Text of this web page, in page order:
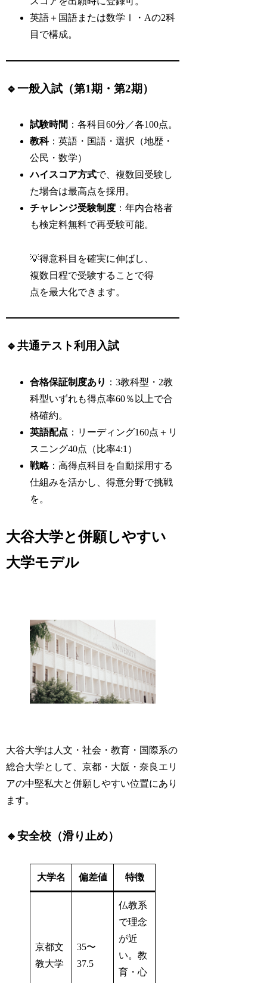
英語＋国語または数学Ⅰ・Aの2科
目で構成。
🔹一般入試（第1期・第2期）
試験時間 ：各科目60分／各100点。
教科：英語・国語・選択（地歴・
公民・数学）
ハイスコア方式で、複数回受験し
た場合は最高点を採用。
チャレンジ受験制度 ：年内合格者
も検定料無料で再受験可能。
💡得意科目を確実に伸ばし、
複数日程で受験することで得
点を最大化できます。
🔹共通テスト利用入試
合格保証制度あり ：3教科型・2教
科型いずれも得点率60％以上で合
格確約。
英語配点 ：リーディング160点＋リ
スニング40点（比率4:1）
戦略：高得点科目を自動採用する
仕組みを活かし、得意分野で挑戦
を。
大谷大学と併願しやすい
大学モデル
大谷大学は人文・社会・教育・国際系の
総合大学として、京都・大阪・奈良エリ
アの中堅私大と併願しやすい位置にあり
ます。
🔹安全校（滑り止め）
大学名 偏差値 特徴
京都文
教大学
35〜
37.5
仏教系
で理念
が近
い。教
育・心